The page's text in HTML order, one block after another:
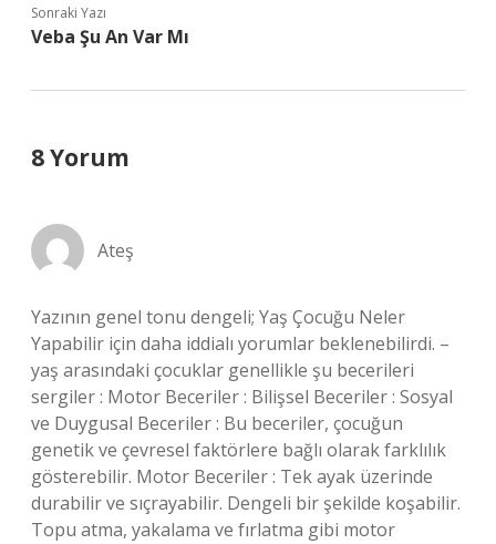
Sonraki Yazı
Veba Şu An Var Mı
8 Yorum
Ateş
Yazının genel tonu dengeli; Yaş Çocuğu Neler
Yapabilir için daha iddialı yorumlar beklenebilirdi. –
yaş arasındaki çocuklar genellikle şu becerileri
sergiler : Motor Beceriler : Bilişsel Beceriler : Sosyal
ve Duygusal Beceriler : Bu beceriler, çocuğun
genetik ve çevresel faktörlere bağlı olarak farklılık
gösterebilir. Motor Beceriler : Tek ayak üzerinde
durabilir ve sıçrayabilir. Dengeli bir şekilde koşabilir.
Topu atma, yakalama ve fırlatma gibi motor